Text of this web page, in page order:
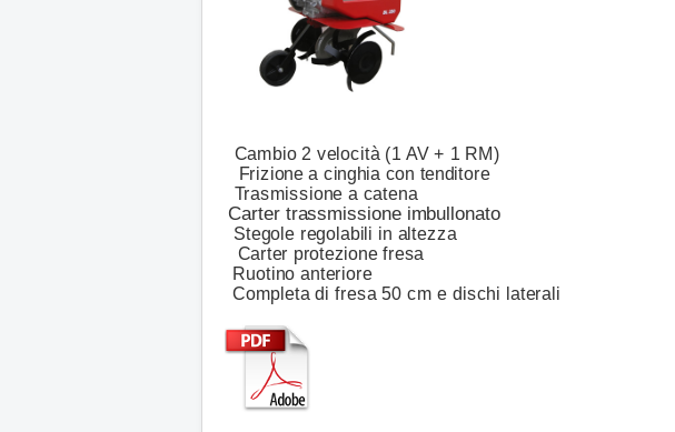
Cambio 2 velocità (1 AV + 1 RM)
Frizione a cinghia con tenditore
Trasmissione a catena
Carter trassmissione imbullonato
Stegole regolabili in altezza
Carter protezione fresa
Ruotino anteriore
Completa di fresa 50 cm e dischi laterali